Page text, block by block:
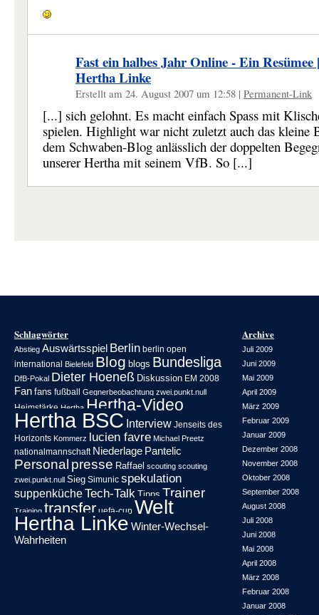
Fast ein halbes Jahr Online - Ein Resümee
Hertha Linke
Erstellt am 24. August 2007 um 12:58 | Permanent-Link
[...] sich gelohnt. Es macht einfach Spass mit
spielen. Highlight war nicht zuletzt auch das kleine
dem Schwaben-Blog anlässlich der doppelten
unserer Hertha mit seinem VfB. So [...]
Schlagwörter
Abstieg Auswärtsspiel Berlin berlin open
international Bielefeld Blog blogs Bundesliga
DfB-Pokal Dieter Hoeneß Diskussion EM 2008
Fan fans fußball Gegnerbeobachtung zwei.punkt.null
Heimstärke Hertha Hertha-Video
Hertha BSC Interview Jenseits des
Horizonts Kommerz lucien favre Michael Preetz
nationalmannschaft Niederlage Pantelic
Personal presse Raffael scouting scouting
zwei.punkt.null Sieg Simunic spekulation
suppenkücheTech-Talk Tipps Trainer
Training transfer uefa-cup Welt
Hertha Linke Winter-Wechsel-
Wahrheiten
Archive
Juli 2009
Juni 2009
Mai 2009
April 2009
März 2009
Februar 2009
Januar 2009
Dezember 2008
November 2008
Oktober 2008
September 2008
August 2008
Juli 2008
Juni 2008
Mai 2008
April 2008
März 2008
Februar 2008
Januar 2008